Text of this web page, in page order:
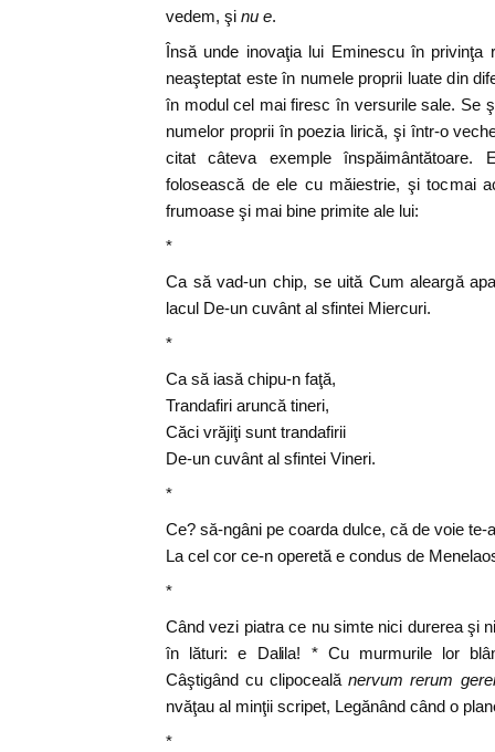
vedem, şi nu e.
Însă unde inovaţia lui Eminescu în
neaşteptat este în numele proprii luate din
în modul cel mai firesc în versurile sale. Se
numelor proprii în poezia lirică, şi într-o
citat câteva exemple
folosească de ele cu măiestrie, şi tocmai
frumoase şi mai bine primite ale lui:
*
Ca să vad-un chip, se uită Cum aleargă
lacul De-un cuvânt al sfintei Miercuri.
*
Ca să iasă chipu-n faţă,
Trandafiri aruncă tineri,
Căci vrăjiţi sunt trandafirii
De-un cuvânt al sfintei Vineri.
*
Ce? să-ngâni pe coarda dulce, că de voie te-
La cel cor ce-n operetă e condus de
*
Când vezi piatra ce nu simte nici durerea şi
în lături: e Dalila! * Cu murmurile lor
Câştigând cu clipocealănervum rerum
nvăţau al minţii scripet, Legănând când o
*